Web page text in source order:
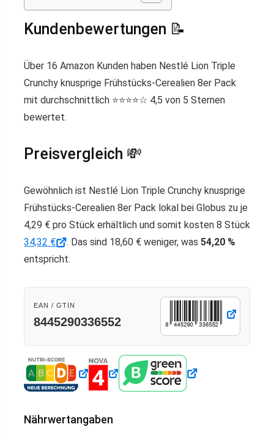
Kundenbewertungen 📝
Über 16 Amazon Kunden haben Nestlé Lion Triple
Crunchy knusprige Frühstücks-Cerealien 8er Pack
mit durchschnittlich ⭐️⭐️⭐️⭐️☆ 4,5 von 5 Sternen
bewertet.
Preisvergleich 💸
Gewöhnlich ist Nestlé Lion Triple Crunchy knusprige
Frühstücks-Cerealien 8er Pack lokal bei Globus zu je
4,29 € pro Stück erhältlich und somit kosten 8 Stück
34,32 €
. Das sind 18,60 € weniger, was 54,20 %
entspricht.
EAN / GTIN
8445290336552
Nährwertangaben